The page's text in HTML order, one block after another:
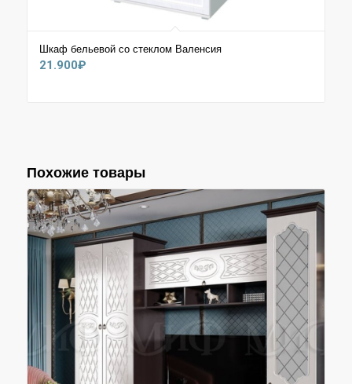
Шкаф бельевой со стеклом Валенсия
21.900₽
Похожие товары